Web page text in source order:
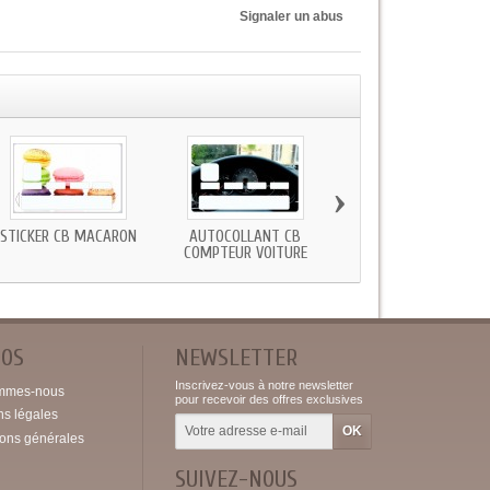
Signaler un abus
STICKER CB MACARON
AUTOCOLLANT CB
COMPTEUR VOITURE
›
nous
légales
générales
NEWSLETTER
Inscrivez-vous à notre newsletter
pour recevoir des offres exclusives
SUIVEZ-NOUS